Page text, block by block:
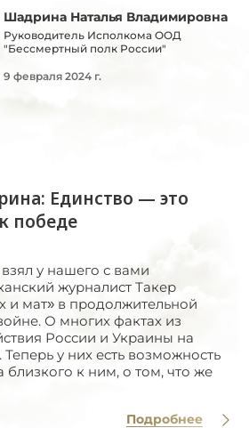
Единство — это
победе
Шадрина Наталья Владимировна
Руководитель Исполкома ООД
"Бессмертный полк России"
9 февраля 2024 г.
у нашего с вами
журналист Такер
и мат» в продолжительной
О многих фактах из
России и Украины на
у них есть возможность
близкого к ним, о том, что же
Подробнее